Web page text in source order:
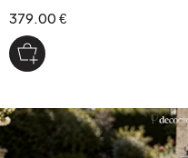
379.00 €